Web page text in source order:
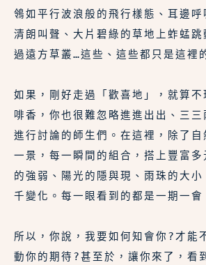
鴒如平行波浪般的飛行樣態、耳邊呼
清朗叫聲、大片碧綠的草地上蚱蜢跳
過遠方草叢…這些、這些都只是這裡
如果，剛好走過「歡喜地」，就算不
啡香，你也很難忽略進進出出、三
進行討論的師生們。在這裡，除了自
一景，每一瞬間的組合，搭上豐富多
的強弱、陽光的隱與現、雨珠的大
千變化。每一眼看到的都是一期一會
所以，你說，我要如何知會你?才能
動你的期待?甚至於，讓你來了，看